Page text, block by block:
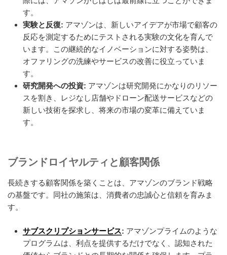
す。
実験と反復: アマゾンは、新しいアイデアが市場で顧客の
反応を測定するためにテストされる実験の文化を育んで
います。この継続的なイノベーションに対する姿勢は、
オファリングの洗練やサービスの改善に役立っていま
す。
研究開発への投資: アマゾンは研究開発にかなりのリソー
スを割き、レジなし店舗やドローン配送サービスなどの
新しい技術を探求し、将来の市場の変革に備えていま
す。
ブランドロイヤルティと顧客関係
長続きする顧客関係を築くことは、アマゾンのブランド戦略
の基盤です。同社の施策は、消費者の忠誠心と信頼を育みま
す。
サブスクリプションサービス: アマゾンプライムのような
プログラムは、利点を提供するだけでなく、認知された